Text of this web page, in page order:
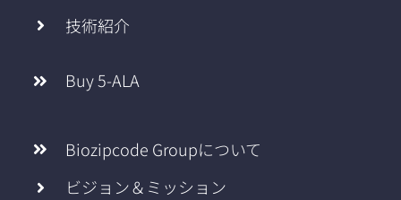
技術紹介
Buy 5-ALA
Biozipcode Groupについて
ビジョン＆ミッション